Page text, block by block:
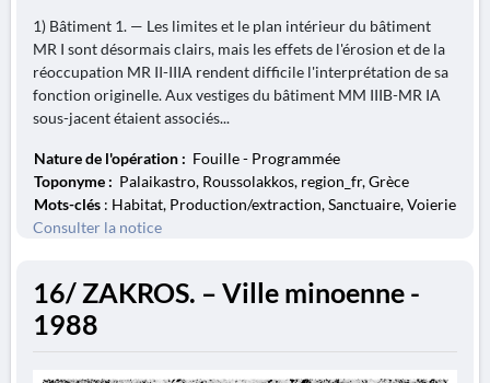
1) Bâtiment 1. — Les limites et le plan intérieur du bâtiment
MR I sont désormais clairs, mais les effets de l'érosion et de la
réoccupation MR II-IIIA rendent difficile l'interprétation de sa
fonction originelle. Aux vestiges du bâtiment MM IIIB-MR IA
sous-jacent étaient associés...
Nature de l'opération : Fouille - Programmée
Toponyme : Palaikastro, Roussolakkos, region_fr, Grèce
Mots-clés : Habitat, Production/extraction, Sanctuaire, Voierie
Consulter la notice
16/ ZAKROS. – Ville minoenne -
1988